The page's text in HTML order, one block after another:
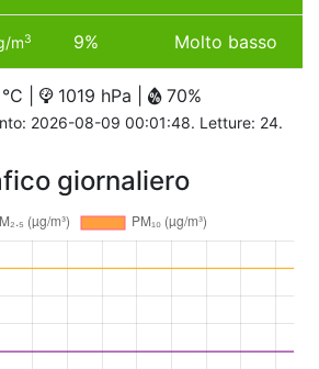
m3 9% Molto basso
| 1019 hPa | 70%
2026-08-09 00:01:48. Letture: 24.
giornaliero